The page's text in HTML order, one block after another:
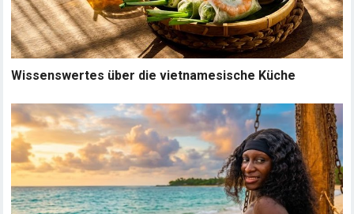
Wissenswertes über die vietnamesische Küche